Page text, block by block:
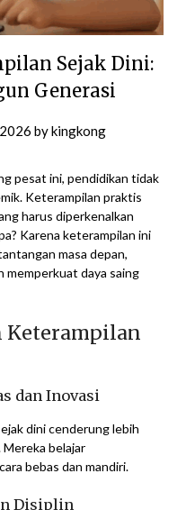
Sejak Dini:
Generasi
bykingkong
pesat ini, pendidikan tidak
Keterampilan praktis
harus diperkenalkan
Karena keterampilan ini
masa depan,
memperkuat daya saing
Keterampilan
dan Inovasi
dini cenderung lebih
belajar
bebas dan mandiri.
Disiplin